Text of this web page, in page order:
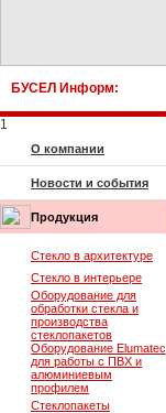
БУСЕЛ Информ:
1
О компании
Новости и события
Продукция
Стекло в архитектуре
Стекло в интерьере
Оборудование для
обработки стекла и
производства
стеклопакетов
Оборудование Elumatec
для работы с ПВХ и
алюминиевым
профилем
Стеклопакеты